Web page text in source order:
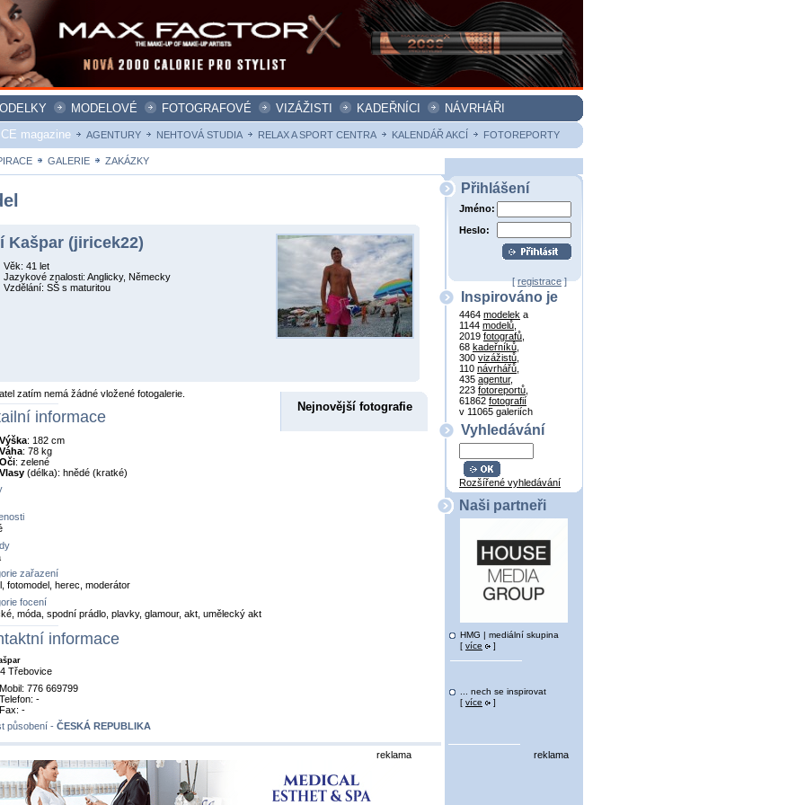
MODELOVÉ FOTOGRAFOVÉ VIZÁŽISTI KADEŘNÍCI
NÁVRHÁŘI
magazine
AGENTURY NEHTOVÁ STUDIA RELAX A SPORT CENTRA KALENDÁŘ AKCÍ FOTOREPORTY
GALERIE ZAKÁZKY
Kašpar (jiricek22)
Věk: 41 let
Jazykové znalosti: Anglicky, Německy
Vzdělání: SŠ s maturitou
Nejnovější fotografie
zatím nemá žádné vložené fotogalerie.
informace
Výška: 182 cm
Váha: 78 kg
Oči: zelené
Vlasy (délka): hnědé (kratké)
zařazení
fotomodel, herec, moderátor
focení
móda, spodní prádlo, plavky, glamour, akt, umělecký akt
informace
Třebovice
Mobil: 776 669799
Telefon: -
Fax: -
působení - ČESKÁ REPUBLIKA
Přihlášení
Jméno:
Heslo:
[registrace]
Inspirováno je
4464 modelek a
1144 modelů
2019 fotografů
68 kadeřníků
300 vizážistů
110 návrhářů
435 agentur,
223 fotoreportů
61862 fotografií
v 11065 galeriích
Vyhledávání
Rozšířené vyhledávání
Naši partneři
HMG | mediální skupina
[ více ]
... nech se inspirovat
[ více ]
reklama reklama